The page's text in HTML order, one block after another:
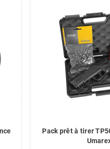
Pack prêt à tirer